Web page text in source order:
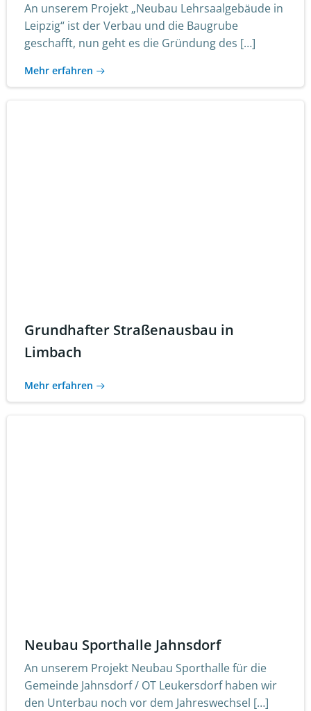
An unserem Projekt „Neubau Lehrsaalgebäude in
Leipzig“ ist der Verbau und die Baugrube
geschafft, nun geht es die Gründung des […]
Mehr erfahren
Grundhafter Straßenausbau in
Limbach
Mehr erfahren
Neubau Sporthalle Jahnsdorf
An unserem Projekt Neubau Sporthalle für die
Gemeinde Jahnsdorf / OT Leukersdorf haben wir
den Unterbau noch vor dem Jahreswechsel […]